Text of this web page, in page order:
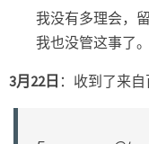
我没有多理会，
我也没管这事了。
3月22日 ：收到了来